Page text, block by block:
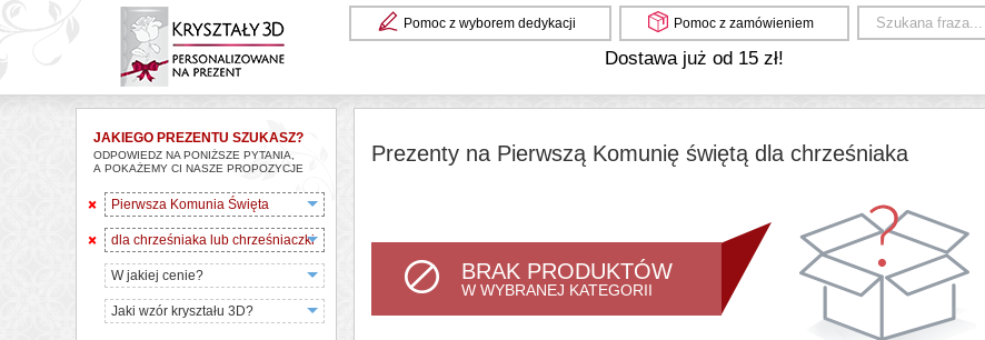
Pomoc z wyborem dedykacji Pomoc z zamówieniem
Dostawa już od 15 zł!
JAKIEGO PREZENTU SZUKASZ?
ODPOWIEDZ NA PONIŻSZE PYTANIA,
A POKAŻEMY CI NASZE PROPOZYCJE
Pierwsza Komunia Święta
dla chrześniaka lub chrześniaczki
W jakiej cenie?
Jaki wzór kryształu 3D?
Prezenty na Pierwszą Komunię świętą dla chrześniaka
BRAK PRODUKTÓW
W WYBRANEJ KATEGORII